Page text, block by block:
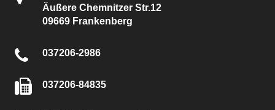
Äußere Chemnitzer Str.12
09669 Frankenberg
037206-2986
037206-84835